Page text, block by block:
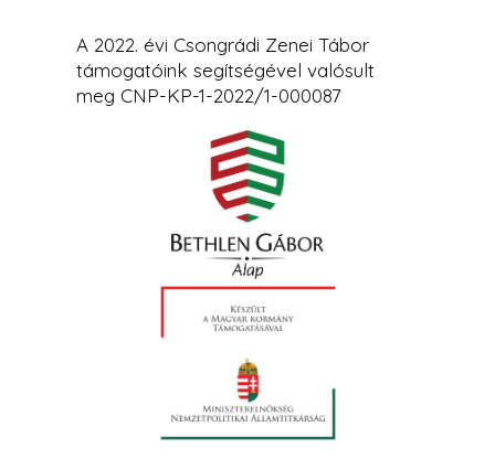
A 2022. évi Csongrádi Zenei Tábor
támogatóink segítségével valósult
meg CNP-KP-1-2022/1-000087